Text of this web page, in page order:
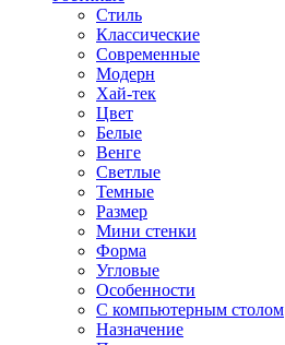
Стиль
Классические
Современные
Модерн
Хай-тек
Цвет
Белые
Венге
Светлые
Темные
Размер
Мини стенки
Форма
Угловые
Особенности
С компьютерным столом
Назначение